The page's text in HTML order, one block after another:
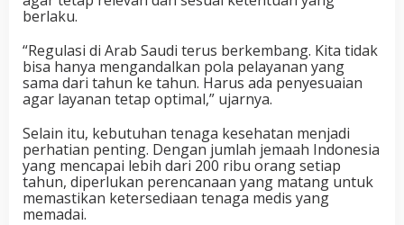
berlaku.
“Regulasi di Arab Saudi terus berkembang. Kita tidak
bisa hanya mengandalkan pola pelayanan yang
sama dari tahun ke tahun. Harus ada penyesuaian
agar layanan tetap optimal,” ujarnya.
Selain itu, kebutuhan tenaga kesehatan menjadi
perhatian penting. Dengan jumlah jemaah Indonesia
yang mencapai lebih dari 200 ribu orang setiap
tahun, diperlukan perencanaan yang matang untuk
memastikan ketersediaan tenaga medis yang
memadai.